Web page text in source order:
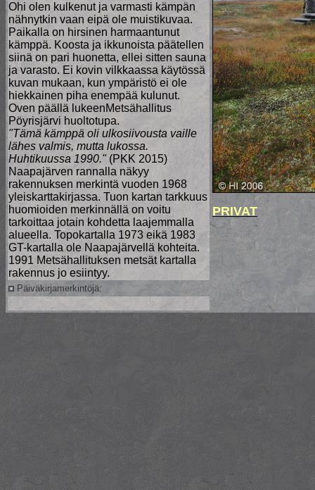
PRIVAT
Ohi olen kulkenut ja varmasti kämpän
nähnytkin vaan eipä ole muistikuvaa.
Paikalla on hirsinen harmaantunut
kämppä. Koosta ja ikkunoista päätellen
siinä on pari huonetta, ellei sitten sauna
ja varasto. Ei kovin vilkkaassa käytössä
kuvan mukaan, kun ympäristö ei ole
hiekkainen piha enempää kulunut.
Oven päällä lukeenMetsähallitus
Pöyrisjärvi huoltotupa.
"Tämä kämppä oli ulkosiivousta vaille
lähes valmis, mutta lukossa.
Huhtikuussa 1990."(PKK 2015)
Naapajärven rannalla näkyy
rakennuksen merkintä vuoden 1968
yleiskarttakirjassa. Tuon kartan tarkkuus
huomioiden merkinnällä on voitu
tarkoittaa jotain kohdetta laajemmalla
alueella. Topokartalla 1973 eikä 1983
GT-kartalla ole Naapajärvellä kohteita.
1991 Metsähallituksen metsät kartalla
rakennus jo esiintyy.
Päiväkirjamerkintöjä: